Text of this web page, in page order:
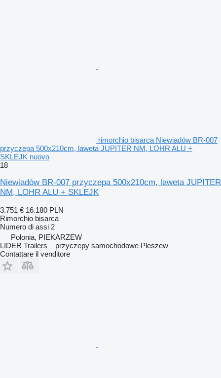
rimorchio bisarca Niewiadów BR-007
przyczepa 500x210cm, laweta JUPITER NM, LOHR ALU +
SKLEJK nuovo
18
Niewiadów BR-007 przyczepa 500x210cm, laweta JUPITER
NM, LOHR ALU + SKLEJK
3.751 € 16.180 PLN
Rimorchio bisarca
Numero di assi 2
Polonia, PIEKARZEW
LIDER Trailers – przyczepy samochodowe Pleszew
Contattare il venditore